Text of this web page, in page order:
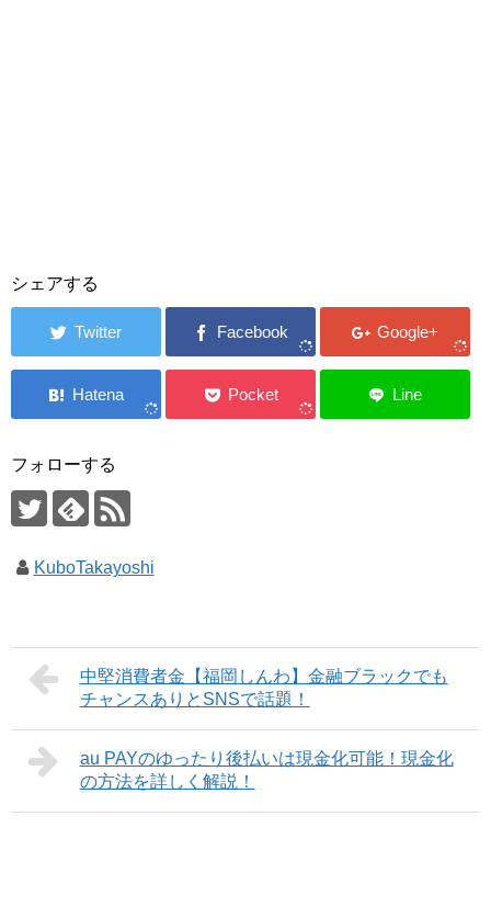
シェアする
フォローする
KuboTakayoshi
中堅消費者金【福岡しんわ】金融ブラックでも
チャンスありとSNSで話題！
au PAYのゆったり後払いは現金化可能！現金化
の方法を詳しく解説！